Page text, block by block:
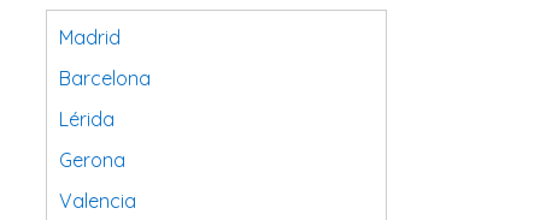
Madrid
Barcelona
Lérida
Gerona
Valencia